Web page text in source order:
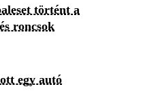
történt a
roncsok
egy autó